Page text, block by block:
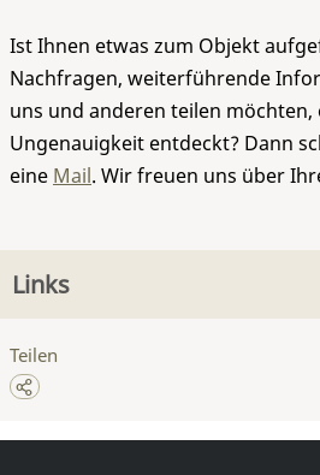
Ist Ihnen etwas zum Objekt
Nachfragen, weiterführende
uns und anderen teilen möchten,
Ungenauigkeit entdeckt? Dann
eine Mail. Wir freuen uns über
Links
Teilen